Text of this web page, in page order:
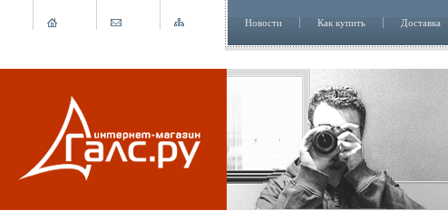
Новости Как купить Доставка